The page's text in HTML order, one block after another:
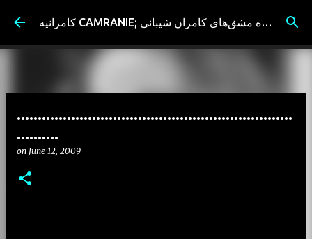
Skip to main content کامرانیه CAMRANIE; سیاه مشق‌های کامران شیبانی
..................................................................
..........
on June 12, 2009